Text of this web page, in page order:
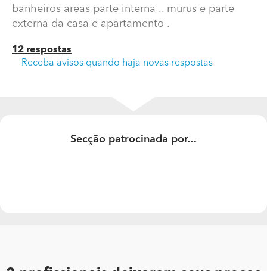
banheiros areas parte interna .. murus e parte
externa da casa e apartamento .
12 respostas
Receba avisos quando haja novas respostas
Secção patrocinada por...